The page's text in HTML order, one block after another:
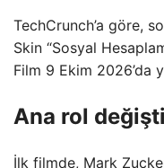
TechCrunch’a göre,
Skin “Sosyal
Film 9 Ekim 2026’da
Ana rol değişti
İlk filmde, Mark